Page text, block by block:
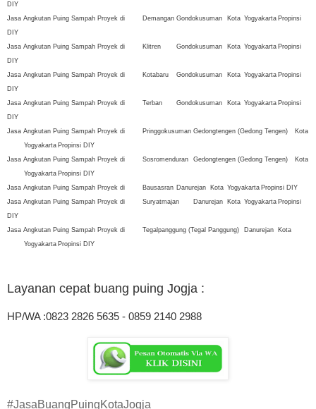
DIY
Jasa Angkutan Puing Sampah Proyek di
Demangan Gondokusuman Kota Yogyakarta Propinsi
DIY
Jasa Angkutan Puing Sampah Proyek di
Klitren Gondokusuman Kota Yogyakarta Propinsi
DIY
Jasa Angkutan Puing Sampah Proyek di
Kotabaru Gondokusuman Kota Yogyakarta Propinsi
DIY
Jasa Angkutan Puing Sampah Proyek di
Terban Gondokusuman Kota Yogyakarta Propinsi
DIY
Jasa Angkutan Puing Sampah Proyek di
Pringgokusuman Gedongtengen (Gedong Tengen)
Kota
Yogyakarta Propinsi DIY
Jasa Angkutan Puing Sampah Proyek di
Sosromenduran Gedongtengen (Gedong Tengen)
Kota
Yogyakarta Propinsi DIY
Jasa Angkutan Puing Sampah Proyek di
Bausasran Danurejan Kota Yogyakarta Propinsi DIY
Jasa Angkutan Puing Sampah Proyek di
Suryatmajan Danurejan Kota Yogyakarta Propinsi
DIY
Jasa Angkutan Puing Sampah Proyek di
Tegalpanggung (Tegal Panggung) Danurejan
Kota
Yogyakarta Propinsi DIY
Layanan cepat buang puing Jogja :
HP/WA :0823 2826 5635 - 0859 2140 2988
#JasaBuangPuingKotaJogja